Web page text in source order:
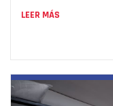
LEER MÁS